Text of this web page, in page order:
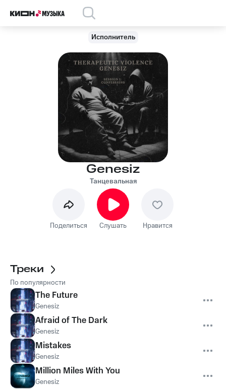
Исполнитель
Genesiz
Танцевальная
Поделиться Слушать Нравится
Треки
По популярности
The Future
Genesiz
Afraid of The Dark
Genesiz
Mistakes
Genesiz
Million Miles With You
Genesiz